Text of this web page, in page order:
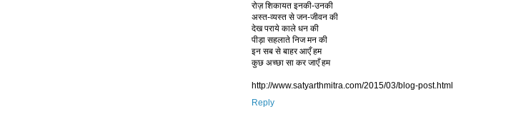
रोज़ शिकायत इनकी-उनकी
अस्त-व्यस्त से जन-जीवन की
देख पराये काले धन की
पीड़ा सहलाते निज मन की
इन सब से बाहर आएँ हम
कुछ अच्छा सा कर जाएँ हम
http://www.satyarthmitra.com/2015/03/blog-post.html
Reply